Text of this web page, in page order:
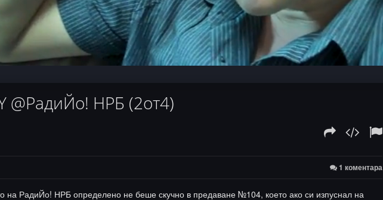
Unmute Loaded
Progress
@РадиЙо! НРБ (2от4)
1 коментара
на РадиЙо! НРБ определено не беше скучно в предаване №104, което ако си изпуснал на